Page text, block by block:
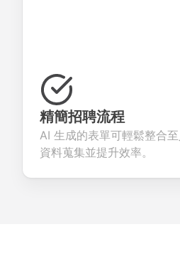
精簡招聘流程
AI 生成的表單可輕鬆整合
資料蒐集並提升效率。